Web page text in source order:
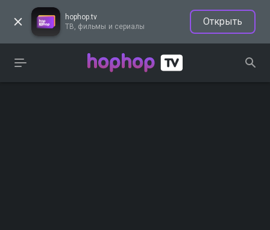
hophop.tv
ТВ, фильмы и сериалы
Открыть